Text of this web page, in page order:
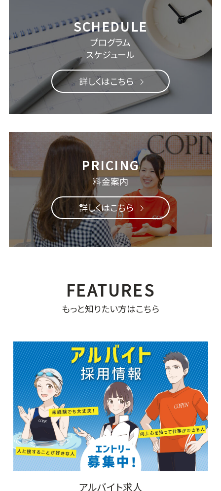
プログラム
スケジュール
詳しくはこちら
料金案内
詳しくはこちら
もっと知りたい方はこちら
アルバイト求人